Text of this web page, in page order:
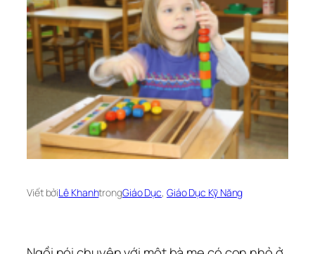
Viết bởiLê KhanhtrongGiáo Dục, Giáo Dục Kỹ Năng